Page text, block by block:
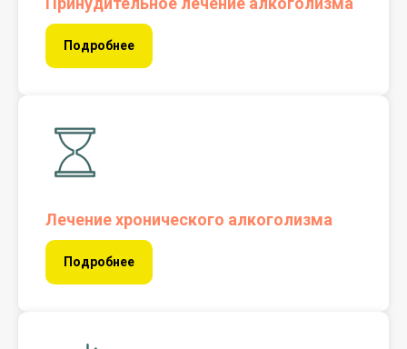
Подробнее
Лечение хронического алкоголизма
Подробнее